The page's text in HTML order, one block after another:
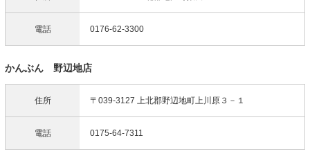
電話 0176-62-3300
かんぶん 野辺地店
住所 〒039-3127 上北郡野辺地町上川原３－１
電話 0175-64-7311